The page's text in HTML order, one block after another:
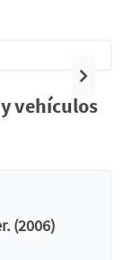
vehículos
(2006)